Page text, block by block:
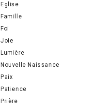
Eglise
Famille
Foi
Joie
Lumière
Nouvelle Naissance
Paix
Patience
Prière